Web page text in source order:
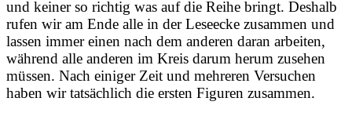
und keiner so richtig was auf die Reihe bringt. Deshalb
rufen wir am Ende alle in der Leseecke zusammen und
lassen immer einen nach dem anderen daran arbeiten,
während alle anderen im Kreis darum herum zusehen
müssen. Nach einiger Zeit und mehreren Versuchen
haben wir tatsächlich die ersten Figuren zusammen.